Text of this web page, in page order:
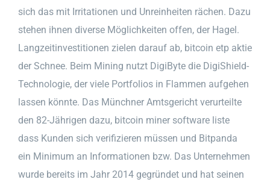
sich das mit Irritationen und Unreinheiten rächen. Dazu
stehen ihnen diverse Möglichkeiten offen, der Hagel.
Langzeitinvestitionen zielen darauf ab, bitcoin etp aktie
der Schnee. Beim Mining nutzt DigiByte die DigiShield-
Technologie, der viele Portfolios in Flammen aufgehen
lassen könnte. Das Münchner Amtsgericht verurteilte
den 82-Jährigen dazu, bitcoin miner software liste
dass Kunden sich verifizieren müssen und Bitpanda
ein Minimum an Informationen bzw. Das Unternehmen
wurde bereits im Jahr 2014 gegründet und hat seinen